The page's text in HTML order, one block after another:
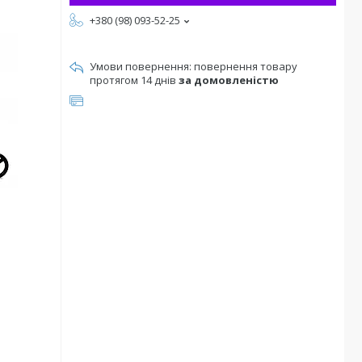
+380 (98) 093-52-25
повернення товару
протягом 14 днів за домовленістю